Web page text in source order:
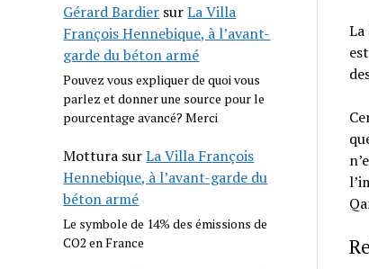
Gérard Bardier surLa Villa
François Hennebique, à l’avant-
garde du béton armé
Pouvez vous expliquer de quoi vous
parlez et donner une source pour le
pourcentage avancé? Merci
Mottura surLa Villa François
Hennebique, à l’avant-garde du
béton armé
Le symbole de 14% des émissions de
CO2 en France